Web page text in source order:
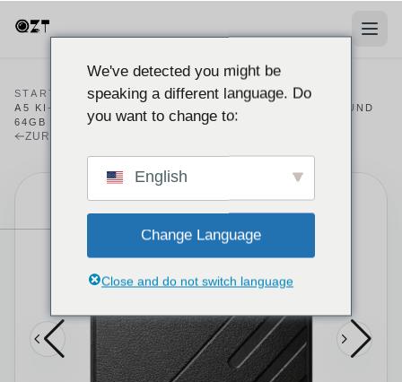
STARTSEITE/PRODUKTE/ RECORDER/
A5 KI-SPRACHREKORDER MIT LIVE-TRANSKRIPTION UND
64GB
ZURÜCK ZUM REKORDER-KATALOG
We've detected you might be
speaking a different language. Do
you want to change to:
English
Change Language
Close and do not switch language